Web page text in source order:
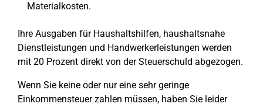
Materialkosten.
Ihre Ausgaben für Haushaltshilfen, haushaltsnahe
Dienstleistungen und Handwerkerleistungen werden
mit 20 Prozent direkt von der Steuerschuld abgezogen.
Wenn Sie keine oder nur eine sehr geringe
Einkommensteuer zahlen müssen, haben Sie leider